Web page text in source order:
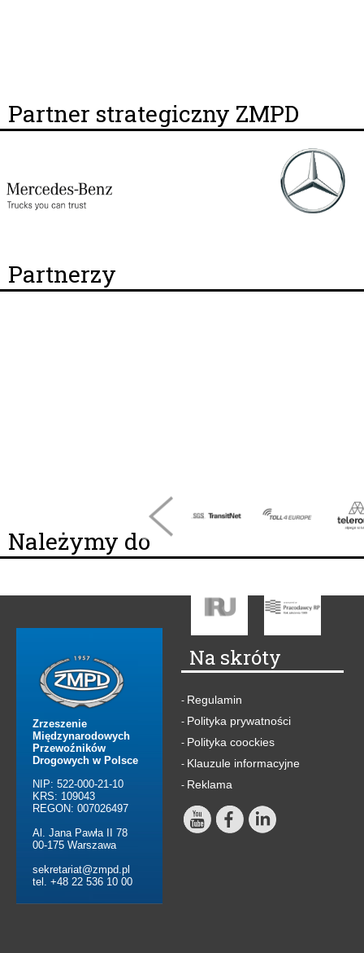
Partner strategiczny ZMPD
Partnerzy
Należymy do
Zrzeszenie
Międzynarodowych
Przewoźników
Drogowych w Polsce
NIP: 522-000-21-10
KRS: 109043
REGON: 007026497
Al. Jana Pawła II 78
00-175 Warszawa
sekretariat@zmpd.pl
tel. +48 22 536 10 00
Na skróty
- Regulamin
- Polityka prywatności
- Polityka coockies
- Klauzule informacyjne
- Reklama